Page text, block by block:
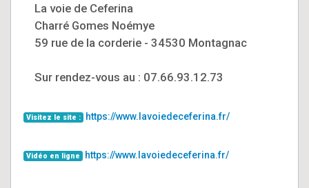
La voie de Ceferina
Charré Gomes Noémye
59 rue de la corderie - 34530 Montagnac
Sur rendez-vous au : 07.66.93.12.73
Visitez le site : https://www.lavoiedeceferina.fr/
Vidéo en ligne https://www.lavoiedeceferina.fr/